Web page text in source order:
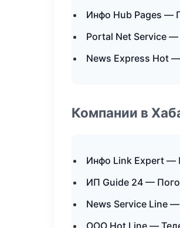
Инфо Hub Pages —
Portal Net Service
News Express Hot
Компании в
Инфо Link Expert —
ИП Guide 24 —
News Service Line
ООО Hot Line —